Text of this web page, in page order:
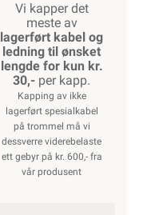
Vi kapper det
meste av
lagerført kabel og
ledning til ønsket
lengde for kun kr.
30,- per kapp.
Kapping av ikke
lagerført spesialkabel
på trommel må vi
dessverre viderebelaste
ett gebyr på kr. 600,- fra
vår produsent